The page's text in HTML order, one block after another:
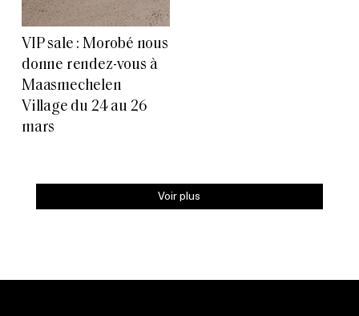
VIP sale : Morobé nous
donne rendez-vous à
Maasmechelen
Village du 24 au 26
mars
Voir plus